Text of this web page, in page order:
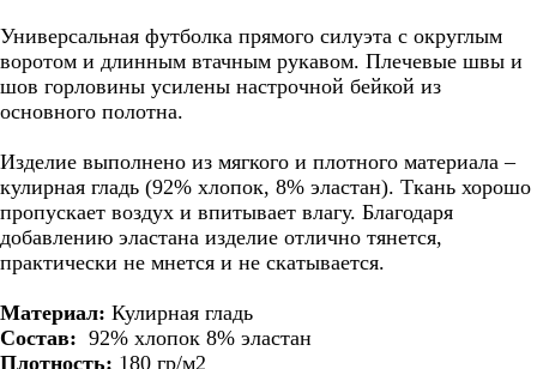
Универсальная футболка прямого силуэта с округлым
воротом и длинным втачным рукавом. Плечевые швы и
шов горловины усилены настрочной бейкой из
основного полотна.
Изделие выполнено из мягкого и плотного материала –
кулирная гладь (92% хлопок, 8% эластан). Ткань хорошо
пропускает воздух и впитывает влагу. Благодаря
добавлению эластана изделие отлично тянется,
практически не мнется и не скатывается.
Материал: Кулирная гладь
Состав: 92% хлопок 8% эластан
Плотность: 180 гр/м2